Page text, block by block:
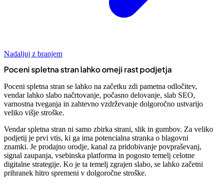
Nadaljuj z branjem
Poceni spletna stran lahko omeji rast podjetja
Poceni spletna stran se lahko na začetku zdi pametna odločitev,
vendar lahko slabo načrtovanje, počasno delovanje, slab SEO,
varnostna tveganja in zahtevno vzdrževanje dolgoročno ustvarijo
veliko višje stroške.
Vendar spletna stran ni samo zbirka strani, slik in gumbov. Za veliko
podjetij je prvi vtis, ki ga ima potencialna stranka o blagovni
znamki. Je prodajno orodje, kanal za pridobivanje povpraševanj,
signal zaupanja, vsebinska platforma in pogosto temelj celotne
digitalne strategije. Ko je ta temelj zgrajen slabo, se lahko začetni
prihranek hitro spremeni v dolgoročne stroške.